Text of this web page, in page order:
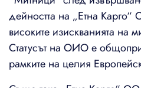
дейността на „Етна
високите изискванията на
Статусът на ОИО е
рамките на целия